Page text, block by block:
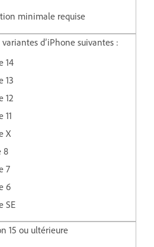
minimale requise
variantes d’iPhone suivantes :
14
13
12
11
X
8
7
6
SE
15 ou ultérieure